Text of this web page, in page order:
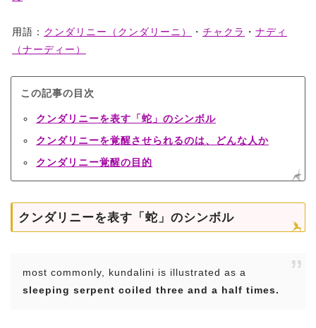
用語： クンダリニー（クンダリーニ） ・ チャクラ ・ ナディ
（ナーディー）
この記事の目次
クンダリニーを表す「蛇」のシンボル
クンダリニーを覚醒させられるのは、どんな人か
クンダリニー覚醒の目的
クンダリニーを表す「蛇」のシンボル
most commonly, kundalini is illustrated as a
sleeping serpent coiled three and a half times.